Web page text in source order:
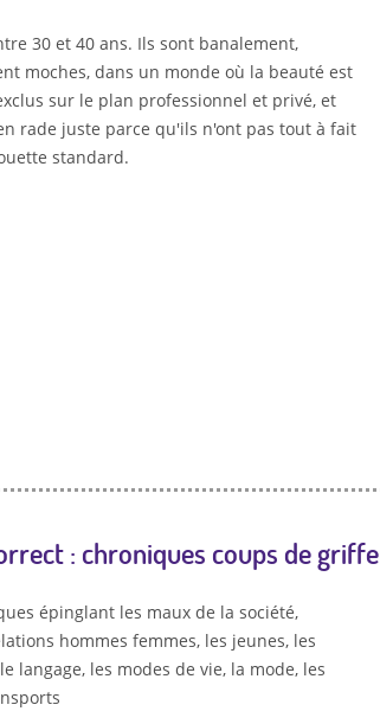
30 et 40 ans. Ils sont banalement,
moches, dans un monde où la beauté est
sur le plan professionnel et privé, et
rade juste parce qu'ils n'ont pas tout à fait
standard.
: chroniques coups de griffe
épinglant les maux de la société,
hommes femmes, les jeunes, les
langage, les modes de vie, la mode, les